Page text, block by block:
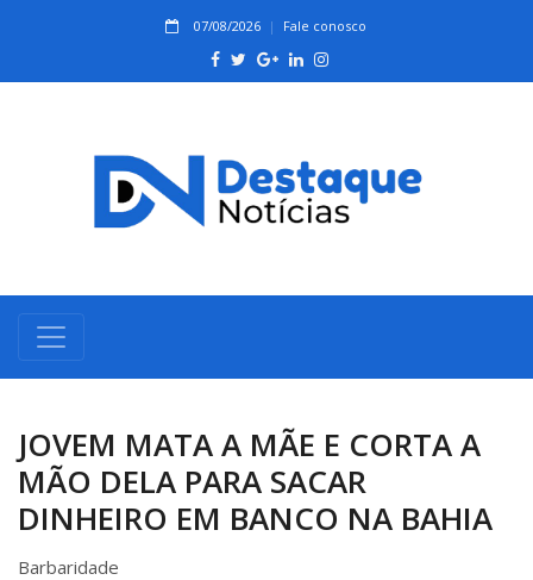
07/08/2026 Fale conosco
JOVEM MATA A MÃE E CORTA A
MÃO DELA PARA SACAR
DINHEIRO EM BANCO NA BAHIA
Barbaridade